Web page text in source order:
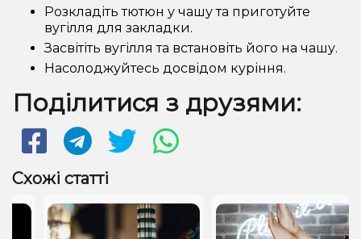
Розкладіть тютюн у чашу та приготуйте
вугілля для закладки.
Засвітіть вугілля та встановіть його на чашу.
Насолоджуйтесь досвідом куріння.
Поділитися з друзями:
Схожі статті